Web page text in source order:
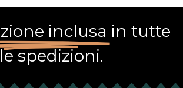
inclusa in tutte
le spedizioni.